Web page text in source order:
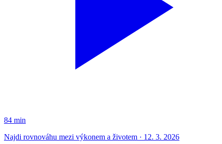
84 min
Najdi rovnováhu mezi výkonem a životem · 12. 3. 2026